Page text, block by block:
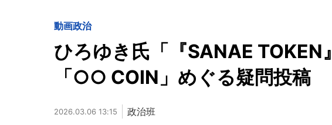
動画政治
ひろゆき氏「『SANAE TOKEN
「○○ COIN」めぐる疑問投稿
2026.03.06 13:15 政治班